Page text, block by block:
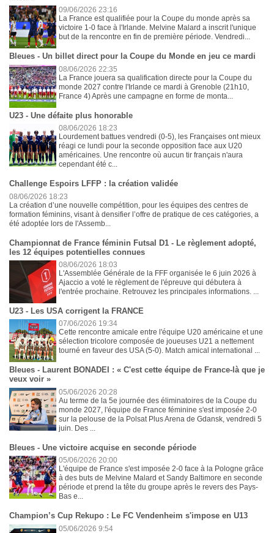
09/06/2026 23:16
La France est qualifiée pour la Coupe du monde après sa
victoire 1-0 face à l'Irlande. Melvine Malard a inscrit l'unique
but de la rencontre en fin de première période. Vendredi...
Bleues - Un billet direct pour la Coupe du Monde en jeu ce mardi
08/06/2026 22:35
La France jouera sa qualification directe pour la Coupe du
monde 2027 contre l'Irlande ce mardi à Grenoble (21h10,
France 4) Après une campagne en forme de monta...
U23 - Une défaite plus honorable
08/06/2026 18:23
Lourdement battues vendredi (0-5), les Françaises ont mieux
réagi ce lundi pour la seconde opposition face aux U20
américaines. Une rencontre où aucun tir français n'aura
cependant été c...
Challenge Espoirs LFFP : la création validée
08/06/2026 18:23
La création d’une nouvelle compétition, pour les équipes des centres de
formation féminins, visant à densifier l’offre de pratique de ces catégories, a
été adoptée lors de l'Assemb...
Championnat de France féminin Futsal D1 - Le règlement adopté,
les 12 équipes potentielles connues
08/06/2026 18:03
L'Assemblée Générale de la FFF organisée le 6 juin 2026 à
Ajaccio a voté le règlement de l'épreuve qui débutera à
l'entrée prochaine. Retrouvez les principales informations. ...
U23 - Les USA corrigent la FRANCE
07/06/2026 19:34
Cette rencontre amicale entre l'équipe U20 américaine et une
sélection tricolore composée de joueuses U21 a nettement
tourné en faveur des USA (5-0). Match amical international ...
Bleues - Laurent BONADEI : « C'est cette équipe de France-là que je
veux voir »
05/06/2026 20:28
Au terme de la 5e journée des éliminatoires de la Coupe du
monde 2027, l'équipe de France féminine s'est imposée 2-0
sur la pelouse de la Polsat Plus Arena de Gdansk, vendredi 5
juin. Des ...
Bleues - Une victoire acquise en seconde période
05/06/2026 20:00
L'équipe de France s'est imposée 2-0 face à la Pologne grâce
à des buts de Melvine Malard et Sandy Baltimore en seconde
période et prend la tête du groupe après le revers des Pays-
Bas e...
Champion’s Cup Rekupo : Le FC Vendenheim s'impose en U13
05/06/2026 9:54